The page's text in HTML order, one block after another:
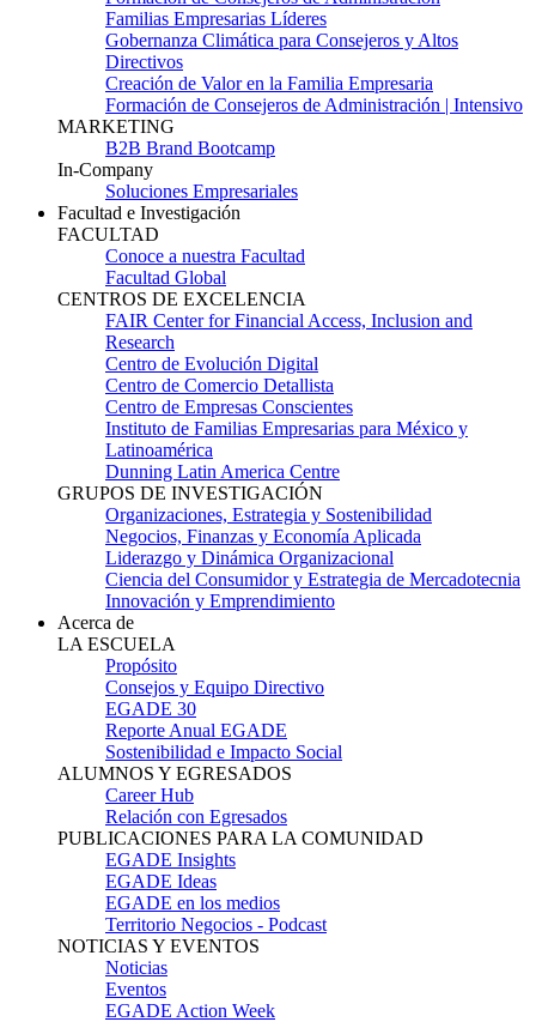
Familias Empresarias Líderes
Gobernanza Climática para Consejeros y Altos
Directivos
Creación de Valor en la Familia Empresaria
Formación de Consejeros de Administración | Intensivo
MARKETING
B2B Brand Bootcamp
In-Company
Soluciones Empresariales
Facultad e Investigación
FACULTAD
Conoce a nuestra Facultad
Facultad Global
CENTROS DE EXCELENCIA
FAIR Center for Financial Access, Inclusion and
Research
Centro de Evolución Digital
Centro de Comercio Detallista
Centro de Empresas Conscientes
Instituto de Familias Empresarias para México y
Latinoamérica
Dunning Latin America Centre
GRUPOS DE INVESTIGACIÓN
Organizaciones, Estrategia y Sostenibilidad
Negocios, Finanzas y Economía Aplicada
Liderazgo y Dinámica Organizacional
Ciencia del Consumidor y Estrategia de Mercadotecnia
Innovación y Emprendimiento
Acerca de
LA ESCUELA
Propósito
Consejos y Equipo Directivo
EGADE 30
Reporte Anual EGADE
Sostenibilidad e Impacto Social
ALUMNOS Y EGRESADOS
Career Hub
Relación con Egresados
PUBLICACIONES PARA LA COMUNIDAD
EGADE Insights
EGADE Ideas
EGADE en los medios
Territorio Negocios - Podcast
NOTICIAS Y EVENTOS
Noticias
Eventos
EGADE Action Week